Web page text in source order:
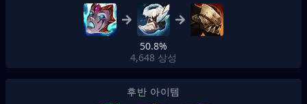
50.8%
4,648 상성
후반 아이템